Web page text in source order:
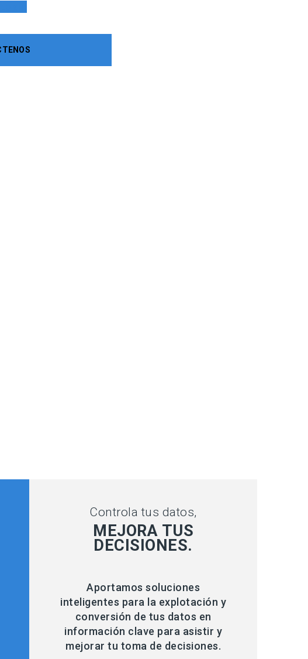
Controla tus datos,
MEJORA TUS
DECISIONES.
Aportamos soluciones
inteligentes para la explotación y
conversión de tus datos en
información clave para asistir y
mejorar tu toma de decisiones.